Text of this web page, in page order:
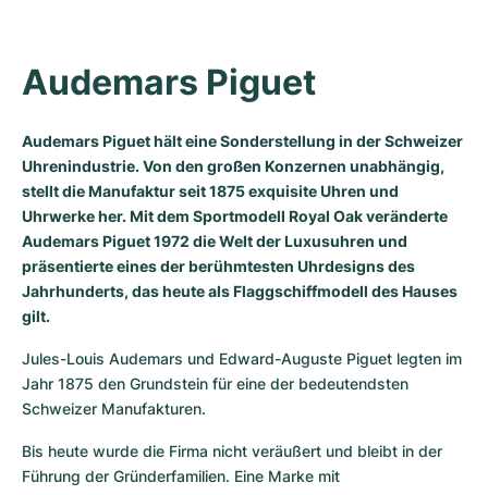
Audemars Piguet
Audemars Piguet hält eine Sonderstellung in der Schweizer
Uhrenindustrie. Von den großen Konzernen unabhängig,
stellt die Manufaktur seit 1875 exquisite Uhren und
Uhrwerke her. Mit dem Sportmodell Royal Oak veränderte
Audemars Piguet 1972 die Welt der Luxusuhren und
präsentierte eines der berühmtesten Uhrdesigns des
Jahrhunderts, das heute als Flaggschiffmodell des Hauses
gilt.
Jules-Louis Audemars und Edward-Auguste Piguet legten im
Jahr 1875 den Grundstein für eine der bedeutendsten
Schweizer Manufakturen.
Bis heute wurde die Firma nicht veräußert und bleibt in der
Führung der Gründerfamilien. Eine Marke mit